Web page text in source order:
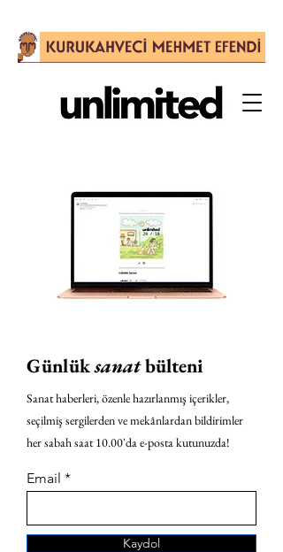
Günlüksanatbülteni
Sanat haberleri, özenle hazırlanmış içerikler,
seçilmiş sergilerden ve mekânlardan bildirimler
her sabah saat 10.00'da e-posta kutunuzda!
Email
Kaydol